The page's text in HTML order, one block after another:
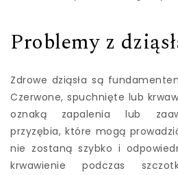
Problemy z
Zdrowe dziąsła są
Czerwone, spuchnięte lub
oznaką zapalenia lub
przyzębia, które mogą
nie zostaną szybko i
krwawienie podczas